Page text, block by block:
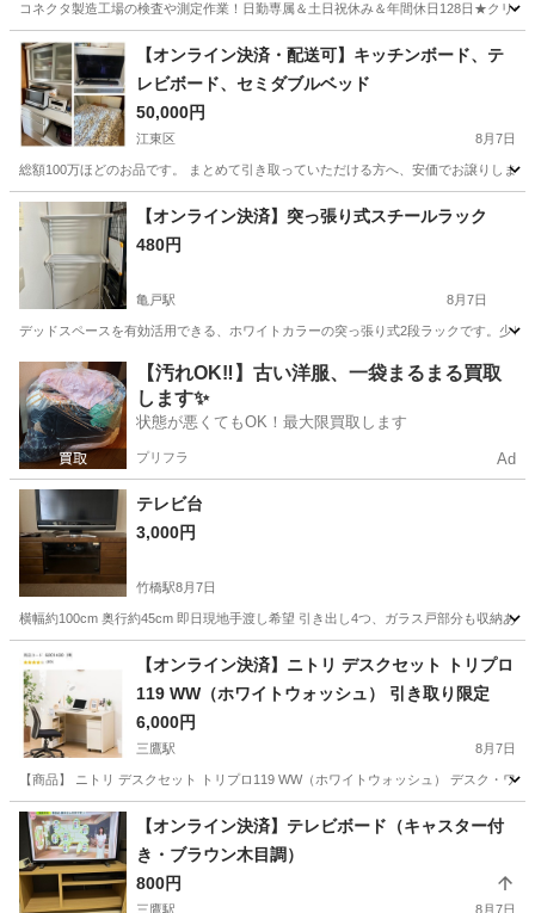
コネクタ製造工場の検査や測定作業！日勤専属＆土日祝休み＆年間休日128日★クリ
茨城 常陸大宮市 静駅 その他
【オンライン決済・配送可】キッチンボード、テ
レビボード、セミダブルベッド
50,000円
江東区 8月7日
総額100万ほどのお品です。 まとめて引き取っていただける方へ、安価でお譲りしま
東京 江東区 収納家具 譲り
【オンライン決済】突っ張り式スチールラック
480円
亀戸駅 8月7日
デッドスペースを有効活用できる、ホワイトカラーの突っ張り式2段ラックです。少
東京 江東区 亀戸駅 収納家具
【汚れOK‼️】古い洋服、一袋まるまる買取
します✨
状態が悪くてもOK！最大限買取します
プリフラ Ad
テレビ台
3,000円
竹橋駅8月7日
横幅約100cm 奥行約45cm 即日現地手渡し希望 引き出し4つ、ガラス戸部分も収納あ
東京 竹橋駅 収納家具
【オンライン決済】ニトリ デスクセット トリプロ
119 WW（ホワイトウォッシュ） 引き取り限定
6,000円
三鷹駅 8月7日
【商品】 ニトリ デスクセット トリプロ119 WW（ホワイトウォッシュ） デスク・
東京 三鷹市 三鷹駅 テーブル
【オンライン決済】テレビボード（キャスター付
き・ブラウン木目調）
800円
三鷹駅 8月7日